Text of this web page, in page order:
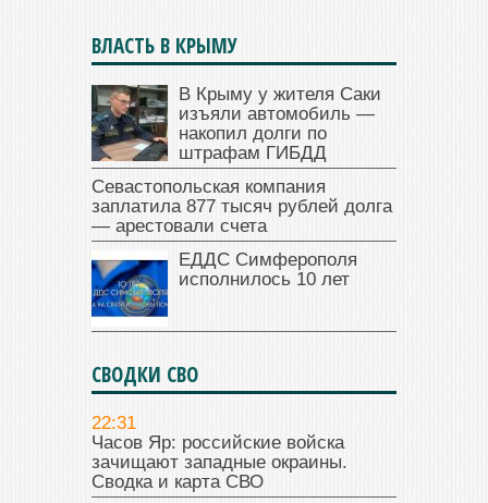
ВЛАСТЬ В КРЫМУ
В Крыму у жителя Саки
изъяли автомобиль —
накопил долги по
штрафам ГИБДД
Севастопольская компания
заплатила 877 тысяч рублей долга
— арестовали счета
ЕДДС Симферополя
исполнилось 10 лет
СВОДКИ СВО
22:31
Часов Яр: российские войска
зачищают западные окраины.
Сводка и карта СВО